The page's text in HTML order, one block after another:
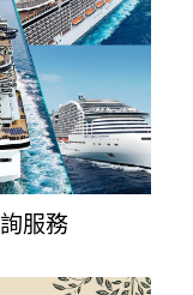
享2026各項